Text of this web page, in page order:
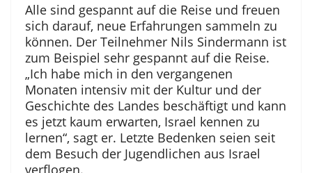
Alle sind gespannt auf die Reise und freuen
sich darauf, neue Erfahrungen sammeln zu
können. Der Teilnehmer Nils Sindermann ist
zum Beispiel sehr gespannt auf die Reise.
„Ich habe mich in den vergangenen
Monaten intensiv mit der Kultur und der
Geschichte des Landes beschäftigt und kann
es jetzt kaum erwarten, Israel kennen zu
lernen“, sagt er. Letzte Bedenken seien seit
dem Besuch der Jugendlichen aus Israel
verflogen.